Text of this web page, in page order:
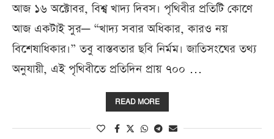
আজ ১৬ অক্টোবর, বিশ্ব খাদ্য দিবস। পৃথিবীর প্রতিটি কোণে
আজ একটাই সুর— “খাদ্য সবার অধিকার, কারও নয়
বিশেষাধিকার।” তবু বাস্তবতার ছবি নির্মম। জাতিসংঘের তথ্য
অনুযায়ী, এই পৃথিবীতে প্রতিদিন প্রায় ৭০০ …
READ MORE